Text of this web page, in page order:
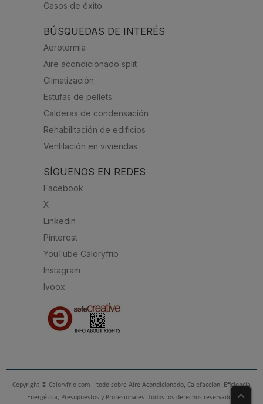
Casos de éxito
BÚSQUEDAS DE INTERÉS
Aerotermia
Aire acondicionado split
Climatización
Estufas de pellets
Calderas de condensación
Rehabilitación de edificios
Ventilación en viviendas
SÍGUENOS EN REDES
Facebook
X
Linkedin
Pinterest
YouTube Caloryfrio
Instagram
Ivoox
Copyright © Caloryfrio.com - todo sobre Aire Acondicionado, Calefacción, Eficiencia
Energética, Presupuestos y Profesionales. Todos los derechos reservados.